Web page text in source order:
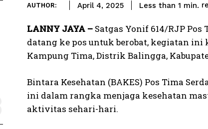
AUTHOR: April 4, 2025 Less than 1 min.
LANNY JAYA – Satgas Yonif 614/RJP
datang ke pos untuk berobat, kegiatan
Kampung Tima, Distrik Balingga,
Bintara Kesehatan (BAKES) Pos Tima
ini dalam rangka menjaga kesehatan
aktivitas sehari-hari.